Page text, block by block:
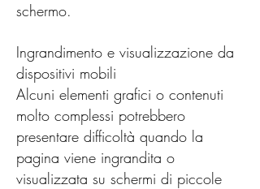
schermo.
Ingrandimento e visualizzazione da
dispositivi mobili
Alcuni elementi grafici o contenuti
molto complessi potrebbero
presentare difficoltà quando la
pagina viene ingrandita o
visualizzata su schermi di piccole